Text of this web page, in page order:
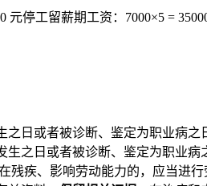
停工留薪期工资：7000×5 =
日或者被诊断、鉴定为职业病之
之日或者被诊断、鉴定为职业病
残疾、影响劳动能力的，应当进